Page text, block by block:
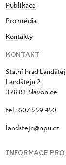
Publikace
Pro média
Kontakty
KONTAKT
Státní hrad
Landštejn 2
378 81 Slavonice
tel.: 607 559 450
landstejn@npu.cz
INFORMACE